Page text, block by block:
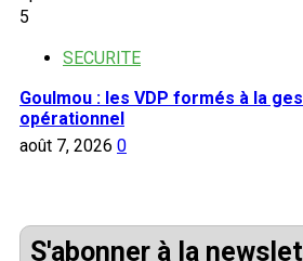
5
SECURITE
Goulmou : les VDP formés à la
opérationnel
août 7, 2026 0
S'abonner à la